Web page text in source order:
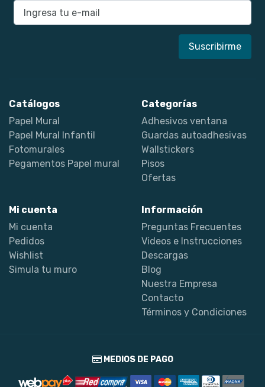
E-mail
Catálogos
Papel Mural
Papel Mural Infantil
Fotomurales
Pegamentos Papel mural
Categorías
Adhesivos ventana
Guardas autoadhesivas
Wallstickers
Pisos
Ofertas
Mi cuenta
Mi cuenta
Pedidos
Wishlist
Simula tu muro
Información
Preguntas Frecuentes
Videos e Instrucciones
Descargas
Blog
Nuestra Empresa
Contacto
Términos y Condiciones
MEDIOS DE PAGO